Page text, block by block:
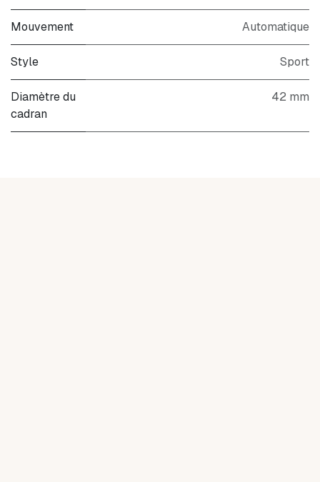
Mouvement Automatique
Style Sport
Diamètre du
cadran
42 mm